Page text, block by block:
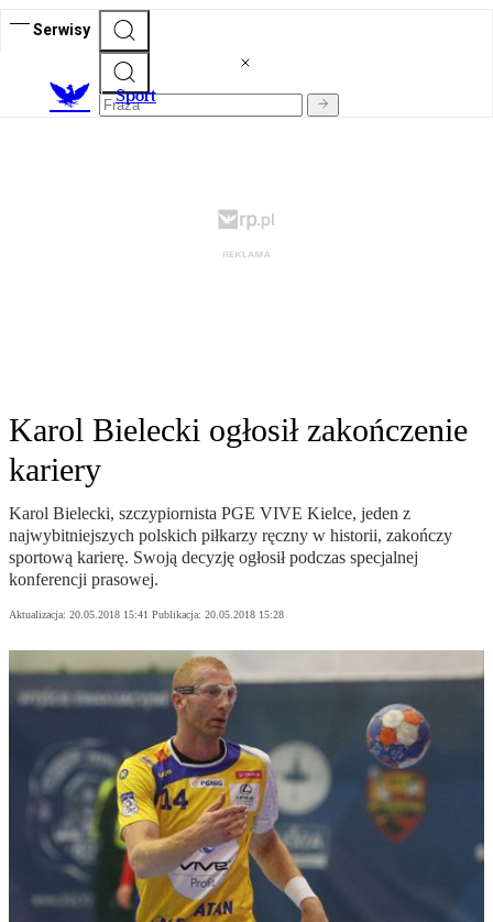
Serwisy
Sport
Karol Bielecki ogłosił zakończenie
kariery
Karol Bielecki, szczypiornista PGE VIVE Kielce, jeden z
najwybitniejszych polskich piłkarzy ręczny w historii, zakończy
sportową karierę. Swoją decyzję ogłosił podczas specjalnej
konferencji prasowej.
Aktualizacja: 20.05.2018 15:41 Publikacja: 20.05.2018 15:28